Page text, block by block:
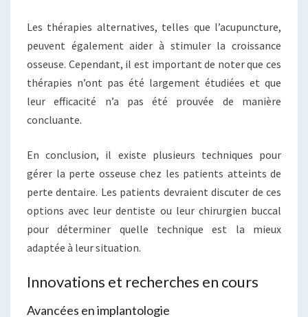
Les thérapies alternatives, telles que l’acupuncture,
peuvent également aider à stimuler la croissance
osseuse. Cependant, il est important de noter que ces
thérapies n’ont pas été largement étudiées et que
leur efficacité n’a pas été prouvée de manière
concluante.
En conclusion, il existe plusieurs techniques pour
gérer la perte osseuse chez les patients atteints de
perte dentaire. Les patients devraient discuter de ces
options avec leur dentiste ou leur chirurgien buccal
pour déterminer quelle technique est la mieux
adaptée à leur situation.
Innovations et recherches en cours
Avancées en implantologie